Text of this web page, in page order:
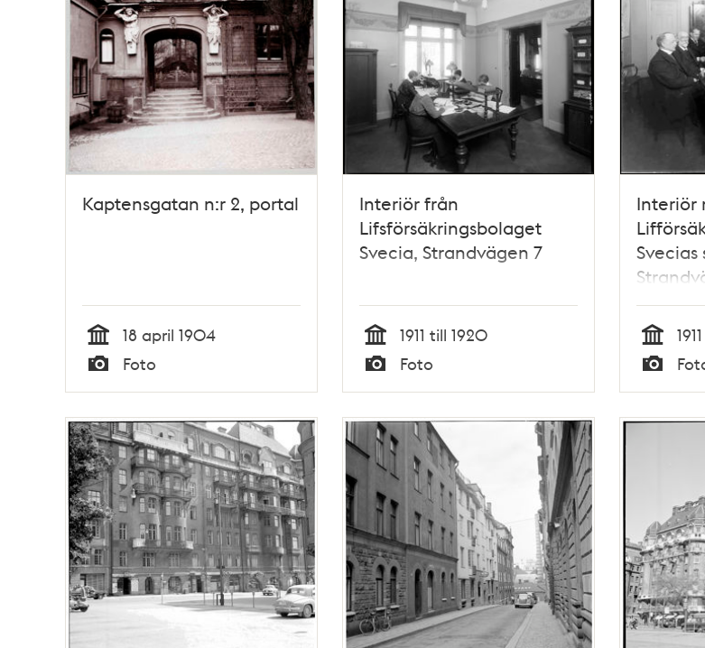
Kaptensgatan n:r 2, portal
Tid
18 april 1904
Typ
Foto
Interiör från
Lifsförsäkringsbolaget
Svecia, Strandvägen 7
Tid
1911 till 1920
Typ
Foto
Interiör
Svecias
Tid
Typ